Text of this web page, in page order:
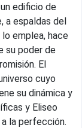
edificio de
a espaldas del
emplea, hace
su poder de
El
cuyo
su dinámica y
y Eliseo
la perfección.